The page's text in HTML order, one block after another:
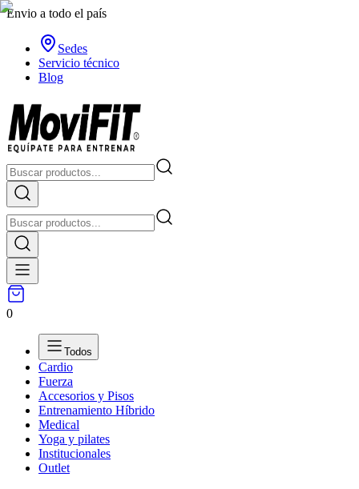
Envio a todo el país
Sedes
Servicio técnico
Blog
0
Todos
Cardio
Fuerza
Accesorios y Pisos
Entrenamiento Híbrido
Medical
Yoga y pilates
Institucionales
Outlet